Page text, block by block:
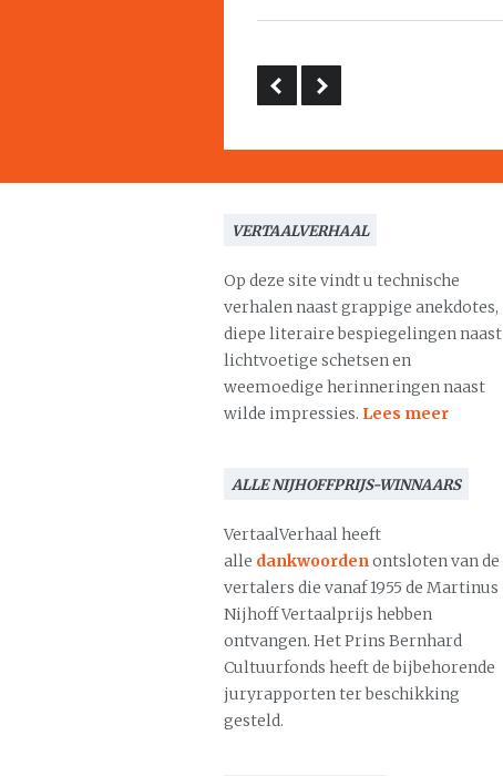
VERTAALVERHAAL
Op deze site vindt u technische
verhalen naast grappige anekdotes,
diepe literaire bespiegelingen naast
lichtvoetige schetsen en
weemoedige herinneringen naast
wilde impressies. Lees meer
ALLE NIJHOFFPRIJS-WINNAARS
VertaalVerhaal heeft
alle dankwoordenontsloten van de
vertalers die vanaf 1955 de Martinus
Nijhoff Vertaalprijs hebben
ontvangen. Het Prins Bernhard
Cultuurfonds heeft de bijbehorende
juryrapporten ter beschikking
gesteld.